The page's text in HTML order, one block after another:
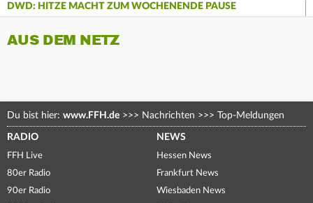
DWD: HITZE MACHT ZUM WOCHENENDE PAUSE
AUS DEM NETZ
Du bist hier: www.FFH.de >>> Nachrichten >>> Top-Meldungen
RADIO
FFH Live
80er Radio
90er Radio
NEWS
Hessen News
Frankfurt News
Wiesbaden News